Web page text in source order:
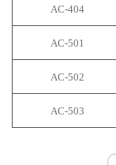
AC-404
AC-501
AC-502
AC-503